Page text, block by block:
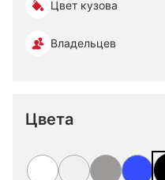
Цвет кузова
Владельцев
Цвета